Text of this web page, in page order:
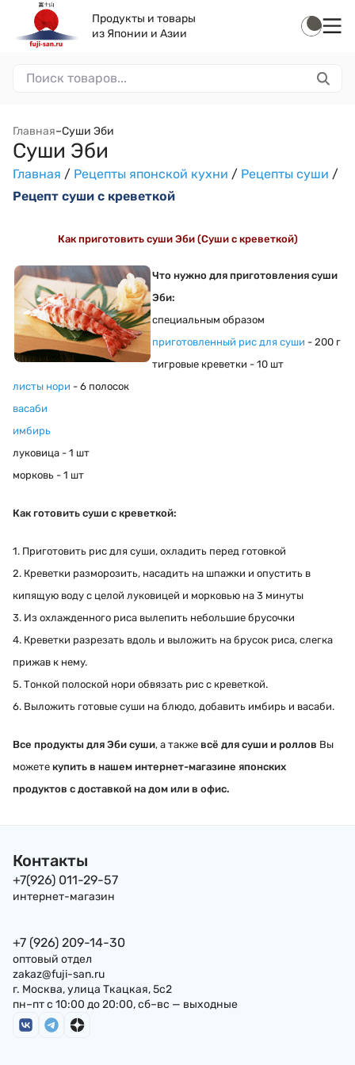
Продукты и товары
из Японии и Азии
Главная–Суши Эби
Суши Эби
Главная / Рецепты японской кухни / Рецепты суши /
Рецепт суши с креветкой
Как приготовить суши Эби (Суши с креветкой)
Что нужно для приготовления суши
Эби:
специальным образом
приготовленный рис для суши - 200 г
тигровые креветки - 10 шт
листы нори - 6 полосок
васаби
имбирь
луковица - 1 шт
морковь - 1 шт
Как готовить суши с креветкой:
1. Приготовить рис для суши, охладить перед готовкой
2. Креветки разморозить, насадить на шпажки и опустить в
кипящую воду с целой луковицей и морковью на 3 минуты
3. Из охлажденного риса вылепить небольшие брусочки
4. Креветки разрезать вдоль и выложить на брусок риса, слегка
прижав к нему.
5. Тонкой полоской нори обвязать рис с креветкой.
6. Выложить готовые суши на блюдо, добавить имбирь и васаби.
Все продукты для Эби суши, а также всё для суши и роллов Вы
можете купить в нашем интернет-магазине японских
продуктов с доставкой на дом или в офис.
Контакты
+7(926) 011-29-57
интернет-магазин
+7 (926) 209-14-30
оптовый отдел
zakaz@fuji-san.ru
г. Москва, улица Ткацкая, 5с2
пн–пт с 10:00 до 20:00, сб–вс — выходные